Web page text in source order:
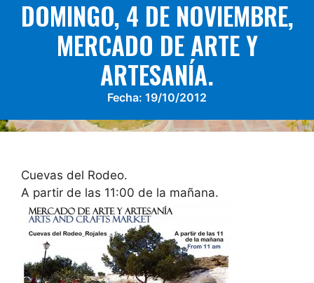
DOMINGO, 4 DE NOVIEMBRE,
MERCADO DE ARTE Y
ARTESANÍA.
Fecha: 19/10/2012
Cuevas del Rodeo.
A partir de las 11:00 de la mañana.